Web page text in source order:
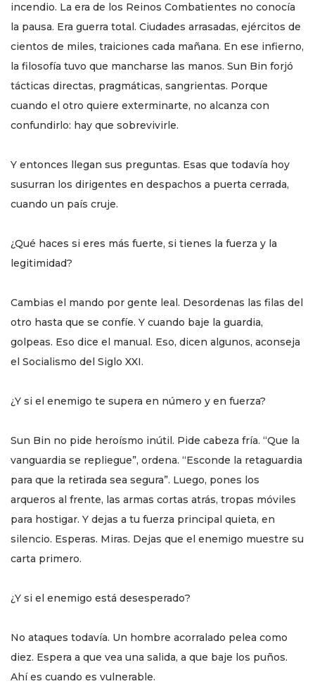
incendio. La era de los Reinos Combatientes no conocía
la pausa. Era guerra total. Ciudades arrasadas, ejércitos de
cientos de miles, traiciones cada mañana. En ese infierno,
la filosofía tuvo que mancharse las manos. Sun Bin forjó
tácticas directas, pragmáticas, sangrientas. Porque
cuando el otro quiere exterminarte, no alcanza con
confundirlo: hay que sobrevivirle.
Y entonces llegan sus preguntas. Esas que todavía hoy
susurran los dirigentes en despachos a puerta cerrada,
cuando un país cruje.
¿Qué haces si eres más fuerte, si tienes la fuerza y la
legitimidad?
Cambias el mando por gente leal. Desordenas las filas del
otro hasta que se confíe. Y cuando baje la guardia,
golpeas. Eso dice el manual. Eso, dicen algunos, aconseja
el Socialismo del Siglo XXI.
¿Y si el enemigo te supera en número y en fuerza?
Sun Bin no pide heroísmo inútil. Pide cabeza fría. “Que la
vanguardia se repliegue”, ordena. “Esconde la retaguardia
para que la retirada sea segura”. Luego, pones los
arqueros al frente, las armas cortas atrás, tropas móviles
para hostigar. Y dejas a tu fuerza principal quieta, en
silencio. Esperas. Miras. Dejas que el enemigo muestre su
carta primero.
¿Y si el enemigo está desesperado?
No ataques todavía. Un hombre acorralado pelea como
diez. Espera a que vea una salida, a que baje los puños.
Ahí es cuando es vulnerable.